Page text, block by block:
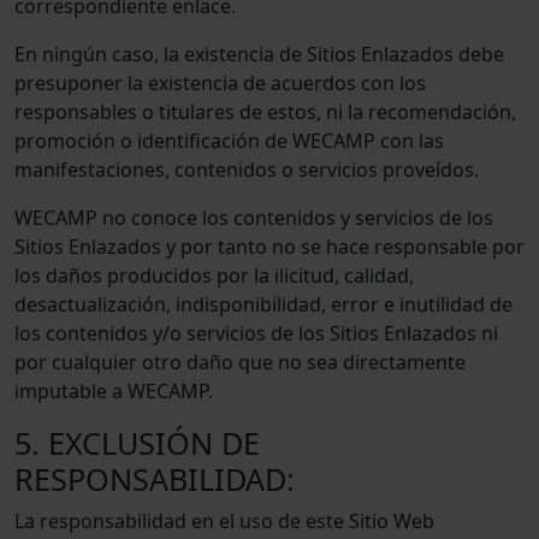
correspondiente enlace.
En ningún caso, la existencia de Sitios Enlazados debe
presuponer la existencia de acuerdos con los
responsables o titulares de estos, ni la recomendación,
promoción o identificación de WECAMP con las
manifestaciones, contenidos o servicios proveídos.
WECAMP no conoce los contenidos y servicios de los
Sitios Enlazados y por tanto no se hace responsable por
los daños producidos por la ilicitud, calidad,
desactualización, indisponibilidad, error e inutilidad de
los contenidos y/o servicios de los Sitios Enlazados ni
por cualquier otro daño que no sea directamente
imputable a WECAMP.
5. EXCLUSIÓN DE
RESPONSABILIDAD:
La responsabilidad en el uso de este Sitio Web